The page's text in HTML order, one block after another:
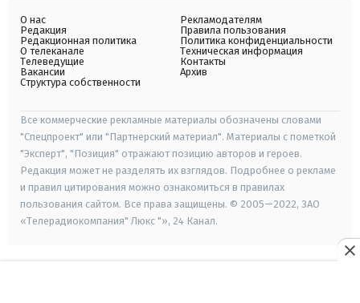
О нас
Редакция
Редакционная политика
О телеканале
Телеведущие
Вакансии
Структура собственности
Рекламодателям
Правила пользования
Политика конфиденциальности
Техническая информация
Контакты
Архив
Все коммерческие рекламные материалы обозначены словами
"Спецпроект" или "Партнерский материал". Материалы с пометкой
"Эксперт", "Позиция" отражают позицию авторов и героев.
Редакция может не разделять их взглядов. Подробнее о рекламе
и правил цитирования можно ознакомиться в правилах
пользования сайтом. Все права защищены. © 2005—2022, ЗАО
«Телерадиокомпания" Люкс "», 24 Канал.